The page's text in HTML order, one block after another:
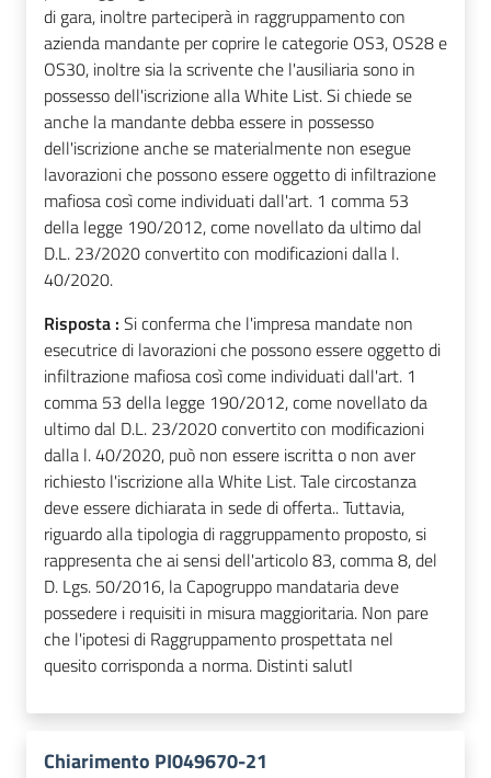
di gara, inoltre parteciperà in raggruppamento con
azienda mandante per coprire le categorie OS3, OS28 e
OS30, inoltre sia la scrivente che l'ausiliaria sono in
possesso dell'iscrizione alla White List. Si chiede se
anche la mandante debba essere in possesso
dell'iscrizione anche se materialmente non esegue
lavorazioni che possono essere oggetto di infiltrazione
mafiosa così come individuati dall'art. 1 comma 53
della legge 190/2012, come novellato da ultimo dal
D.L. 23/2020 convertito con modificazioni dalla l.
40/2020.
Risposta : Si conferma che l'impresa mandate non
esecutrice di lavorazioni che possono essere oggetto di
infiltrazione mafiosa così come individuati dall'art. 1
comma 53 della legge 190/2012, come novellato da
ultimo dal D.L. 23/2020 convertito con modificazioni
dalla l. 40/2020, può non essere iscritta o non aver
richiesto l'iscrizione alla White List. Tale circostanza
deve essere dichiarata in sede di offerta.. Tuttavia,
riguardo alla tipologia di raggruppamento proposto, si
rappresenta che ai sensi dell'articolo 83, comma 8, del
D. Lgs. 50/2016, la Capogruppo mandataria deve
possedere i requisiti in misura maggioritaria. Non pare
che l'ipotesi di Raggruppamento prospettata nel
quesito corrisponda a norma. Distinti salutI
Chiarimento PI049670-21